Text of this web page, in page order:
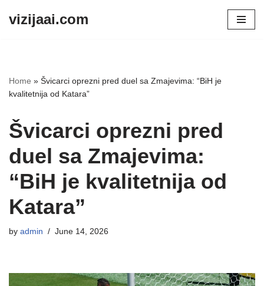
vizijaai.com
Home » Švicarci oprezni pred duel sa Zmajevima: “BiH je
kvalitetnija od Katara”
Švicarci oprezni pred
duel sa Zmajevima:
“BiH je kvalitetnija od
Katara”
by admin June 14, 2026